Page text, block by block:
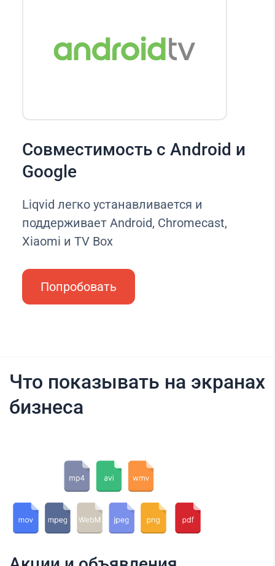
Совместимость с Android и
Google
Liqvid легко устанавливается и
поддерживает Android, Chromecast,
Xiaomi и TV Box
Попробовать
Что показывать на экранах
бизнеса